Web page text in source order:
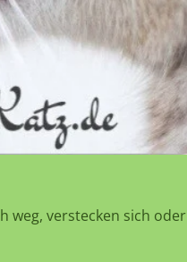
weg, verstecken sich oder